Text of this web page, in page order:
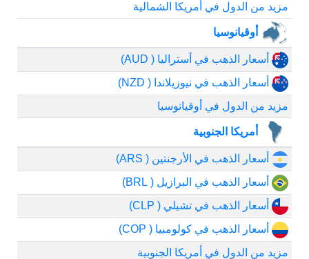
مزيد من الدول في أمريكا الشمالية
أوقيانوسيا
أسعار الذهب في أستراليا ( AUD)
أسعار الذهب في نيوزيلاندا ( NZD)
مزيد من الدول في أوقيانوسيا
أمريكا الجنوبية
أسعار الذهب في الأرجنتين ( ARS)
أسعار الذهب في البرازيل ( BRL)
أسعار الذهب في تشيلي ( CLP)
أسعار الذهب في كولومبيا ( COP)
مزيد من الدول في أمريكا الجنوبية